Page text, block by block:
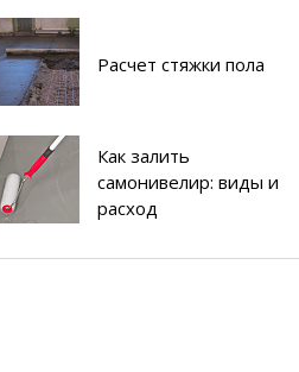
Стяжки
Клеи для напольных покрытий
Грунты
ИЗОЛЯЦИЯ
Гидро- и пароизоляции
Герметики
Расчет стяжки пола
Как залить
самонивелир: виды и
расход